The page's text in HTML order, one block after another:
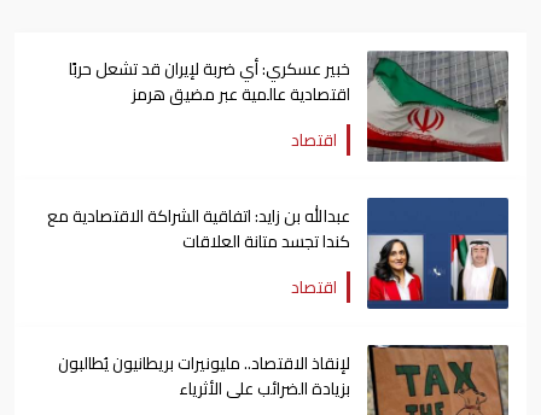
خبير عسكري: أي ضربة لإيران قد تشعل حربًا
اقتصادية عالمية عبر مضيق هرمز
اقتصاد
عبدالله بن زايد: اتفاقية الشراكة الاقتصادية مع
كندا تجسد متانة العلاقات
اقتصاد
لإنقاذ الاقتصاد.. مليونيرات بريطانيون يُطالبون
بزيادة الضرائب على الأثرياء